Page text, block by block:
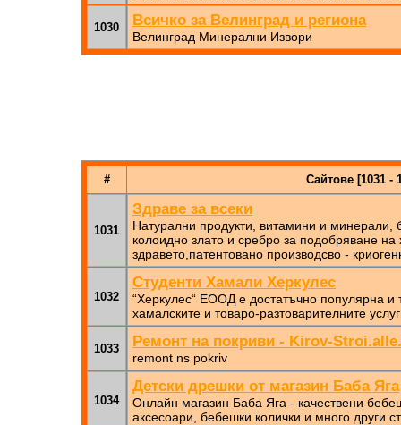
1030 Всичко за Велинград и региона
Велинград Минерални Извори
# Сайтове [1031 -
1031
Здраве за всеки
Натурални продукти, витамини и минерали,
колоидно злато и сребро за подобряване
здравето,патентовано производсво -
1032
Студенти Хамали Херкулес
“Херкулес“ ЕООД е достатъчно популярна
хамалските и товаро-разтоварителните
1033 Ремонт на покриви - Kirov-
remont ns pokriv
1034
Детски дрешки от магазин Баба Яга
Онлайн магазин Баба Яга - качествени
аксесоари, бебешки колички и много други